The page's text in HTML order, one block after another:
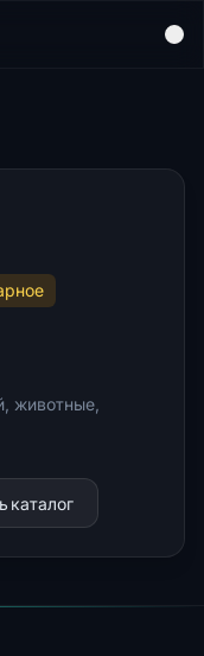
животные,
каталог